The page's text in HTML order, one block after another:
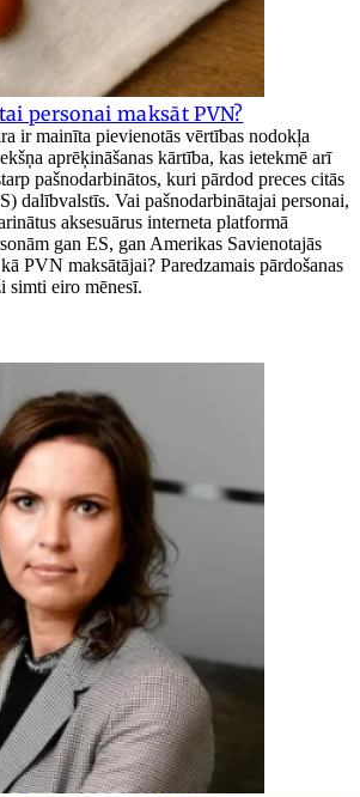
personai maksāt PVN?
ir mainīta pievienotās vērtības nodokļa
aprēķināšanas kārtība, kas ietekmē arī
pašnodarbinātos, kuri pārdod preces citās
dalībvalstīs. Vai pašnodarbinātajai personai,
aksesuārus interneta platformā
gan ES, gan Amerikas Savienotajās
PVN maksātājai? Paredzamais pārdošanas
simti eiro mēnesī.